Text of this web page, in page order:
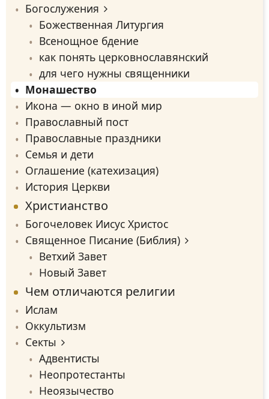
Богослужения
Божественная Литургия
Всенощное бдение
как понять церковнославянский
для чего нужны священники
Монашество
Икона — окно в иной мир
Православный пост
Православные праздники
Семья и дети
Оглашение (катехизация)
История Церкви
Христианство
Богочеловек Иисус Христос
Священное Писание (Библия)
Ветхий Завет
Новый Завет
Чем отличаются религии
Ислам
Оккультизм
Секты
Адвентисты
Неопротестанты
Неоязычество